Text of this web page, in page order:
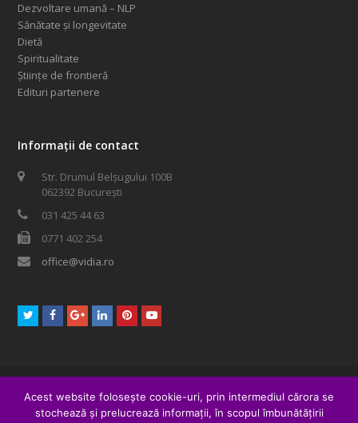
Dezvoltare umană – NLP
Sănătate și longevitate
Dietă
Spiritualitate
Științe de frontieră
Edituri partenere
Informații de contact
Str. Drumul Belșugului 100B
062392 București
031 425 44 63
0771 402 254
office@vidia.ro
TwitterFacebookGooglePlus
LinkedInPinterestYoutube
© 2016 XPOSED Media SRL. Toate drepturile rezervate.
form 201 woocommerce meditatii
Acest website folosește cookie-uri, prin intermediul cărora se
stochează și prelucrează informații, în scopul îmbunătățirii